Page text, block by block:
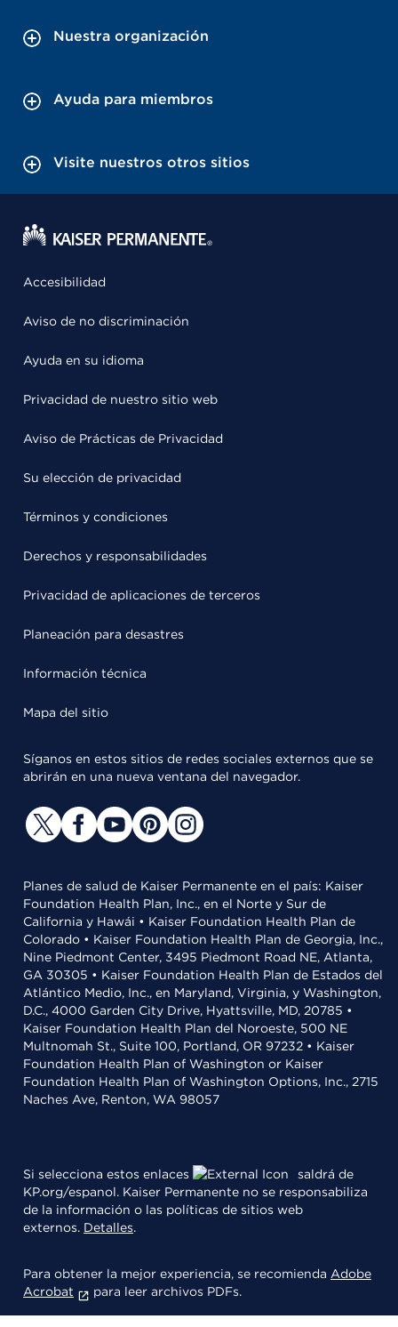
Nuestra organización
Ayuda para miembros
Visite nuestros otros sitios
Accesibilidad
Aviso de no discriminación
Ayuda en su idioma
Privacidad de nuestro sitio web
Aviso de Prácticas de Privacidad
Su elección de privacidad
Términos y condiciones
Derechos y responsabilidades
Privacidad de aplicaciones de terceros
Planeación para desastres
Información técnica
Mapa del sitio
Síganos en estos sitios de redes sociales externos que se
abrirán en una nueva ventana del navegador.
Planes de salud de Kaiser Permanente en el país: Kaiser
Foundation Health Plan, Inc., en el Norte y Sur de
California y Hawái • Kaiser Foundation Health Plan de
Colorado • Kaiser Foundation Health Plan de Georgia, Inc.,
Nine Piedmont Center, 3495 Piedmont Road NE, Atlanta,
GA 30305 • Kaiser Foundation Health Plan de Estados del
Atlántico Medio, Inc., en Maryland, Virginia, y Washington,
D.C., 4000 Garden City Drive, Hyattsville, MD, 20785 •
Kaiser Foundation Health Plan del Noroeste, 500 NE
Multnomah St., Suite 100, Portland, OR 97232 • Kaiser
Foundation Health Plan of Washington or Kaiser
Foundation Health Plan of Washington Options, Inc., 2715
Naches Ave, Renton, WA 98057
Si selecciona estos enlaces
saldrá de
KP.org/espanol. Kaiser Permanente no se responsabiliza
de la información o las políticas de sitios web
externos. Detalles.
Para obtener la mejor experiencia, se recomienda Adobe
Acrobat
para leer archivos PDFs.